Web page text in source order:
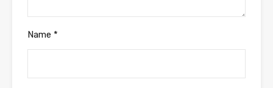
Name *